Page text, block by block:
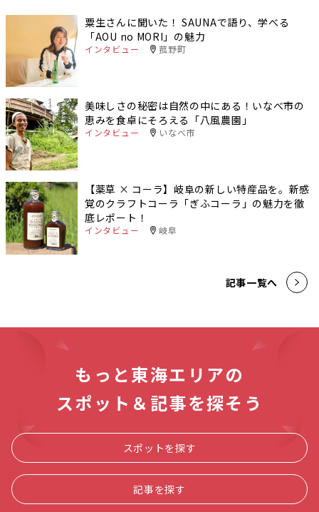
粟生さんに聞いた！ SAUNAで語り、学べる
「AOU no MORI」の魅力
インタビュー 菰野町
美味しさの秘密は自然の中にある！いなべ市の
恵みを食卓にそろえる「八風農園」
インタビュー いなべ市
【薬草 × コーラ】岐阜の新しい特産品を。新感
覚のクラフトコーラ「ぎふコーラ」の魅力を徹
底レポート！
インタビュー 岐阜
記事一覧へ
もっと東海エリアの
スポット＆記事を探そう
スポットを探す
記事を探す